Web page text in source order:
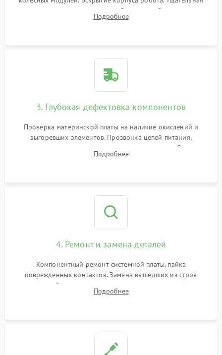
очистка внутренних полостей, шестерней и плат от
скопившейся пыли, волос и шерсти животных с
Подробнее
3. Глубокая дефектовка компонентов
Проверка материнской платы на наличие окислений и
выгоревших элементов. Прозвонка цепей питания,
тестирование приводных моторов колес и турбины
всасывания. Оценка состояния оптических и инфракрасных
Подробнее
4. Ремонт и замена деталей
Компонентный ремонт системной платы, пайка
поврежденных контактов. Замена вышедших из строя
двигателей, изношенного аккумулятора, неисправного
лидара или помпы подачи воды. Восстановление шлейфов и
Подробнее